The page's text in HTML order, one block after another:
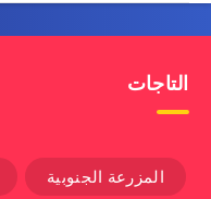
التاجات
المزرعة الجنوبية